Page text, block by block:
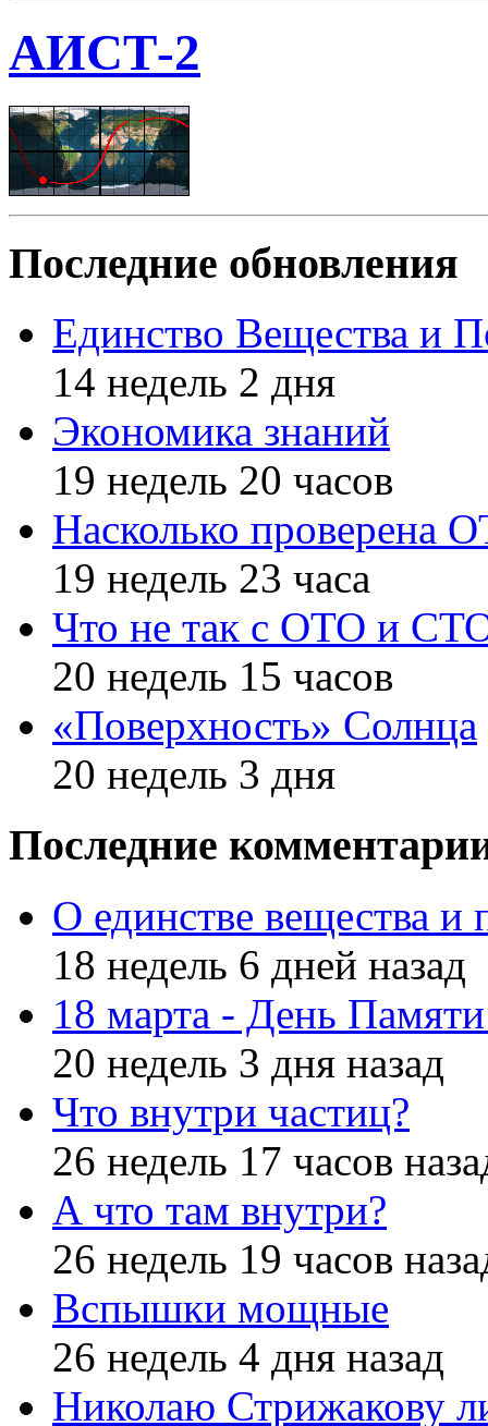
АИСТ-2
Последние обновления
Единство Вещества и
14 недель 2 дня
Экономика знаний
19 недель 20 часов
Насколько проверена
19 недель 23 часа
Что не так с ОТО и
20 недель 15 часов
«Поверхность» Солнца
20 недель 3 дня
Последние
О единстве вещества и
18 недель 6 дней назад
18 марта - День
20 недель 3 дня назад
Что внутри частиц?
26 недель 17 часов
А что там внутри?
26 недель 19 часов
Вспышки мощные
26 недель 4 дня назад
Николаю Стрижакову